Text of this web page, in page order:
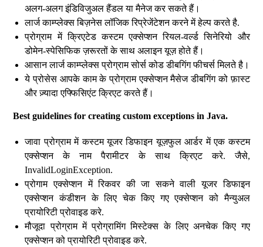
अलग-अलग इंडिविजुअल हैंडल या मैनेज कर सकते हैं।
लार्ज काम्प्लेक्स बिज़नेस लॉजिक रिप्रेजेंटेशन करने में हेल्प करते है.
प्रोग्राम में क्रिएटेड कस्टम एक्सेप्शन रियल-वर्ल्ड सिनेरियो और
डोमेन-स्पेसिफिक ज़रूरतों के साथ अलाइन यूज़ होते हैं।
आसान लार्ज काम्प्लेक्स प्रोग्राम सोर्स कोड डीबगिंग फीचर्स मिलते है।
ये प्रोसेस आपके काम के प्रोग्राम एक्सेप्शन मैसेज डीबगिंग को फ़ास्ट
और ज़्यादा एफ्फिसिएंट क्रिएट करते हैं।
Best guidelines for creating custom exceptions in Java.
जावा प्रोग्राम में कस्टम यूजर डिफाइन यूज़फुल आर्डर में एक कस्टम
एक्सेप्शन के नाम पैरामीटर के साथ क्रिएट करे. जैसे,
InvalidLoginException.
प्रोगाम एक्सेप्शन में रिकवर की जा सकने वाली यूजर डिफाइन
एक्सेप्शन कंडीशन के लिए चेक किए गए एक्सेप्शन को मैन्युअल
प्रायोरिटी प्रोवाइड करे.
मौजूदा प्रोग्राम में प्रोग्रामिंग मिस्टेक्स के लिए अनचेक किए गए
एक्सेप्शन को प्रायोरिटी प्रोवाइड करे.